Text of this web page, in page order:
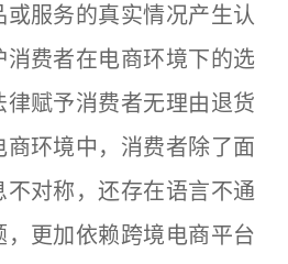
服务的真实情况产生认
费者在电商环境下的选
赋予消费者无理由退货
环境中，消费者除了面
对称，还存在语言不通
更加依赖跨境电商平台